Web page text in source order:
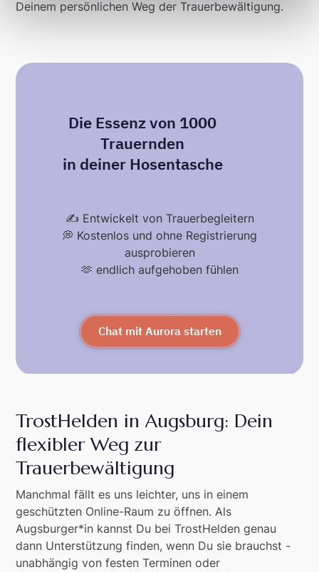
Deinem persönlichen Weg der Trauerbewältigung.
Die Essenz von 1000
Trauernden
in deiner Hosentasche
✍️ Entwickelt von Trauerbegleitern
💭 Kostenlos und ohne Registrierung
ausprobieren
🫶 endlich aufgehoben fühlen
Chat mit Aurora starten
TrostHelden in Augsburg: Dein
flexibler Weg zur
Trauerbewältigung
Manchmal fällt es uns leichter, uns in einem
geschützten Online-Raum zu öffnen. Als
Augsburger*in kannst Du bei TrostHelden genau
dann Unterstützung finden, wenn Du sie brauchst -
unabhängig von festen Terminen oder